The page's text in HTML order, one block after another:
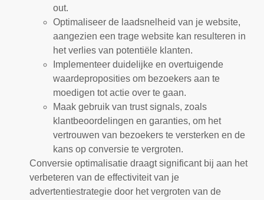
out.
Optimaliseer de laadsnelheid van je website,
aangezien een trage website kan resulteren in
het verlies van potentiële klanten.
Implementeer duidelijke en overtuigende
waardeproposities om bezoekers aan te
moedigen tot actie over te gaan.
Maak gebruik van trust signals, zoals
klantbeoordelingen en garanties, om het
vertrouwen van bezoekers te versterken en de
kans op conversie te vergroten.
Conversie optimalisatie draagt significant bij aan het
verbeteren van de effectiviteit van je
advertentiestrategie door het vergroten van de